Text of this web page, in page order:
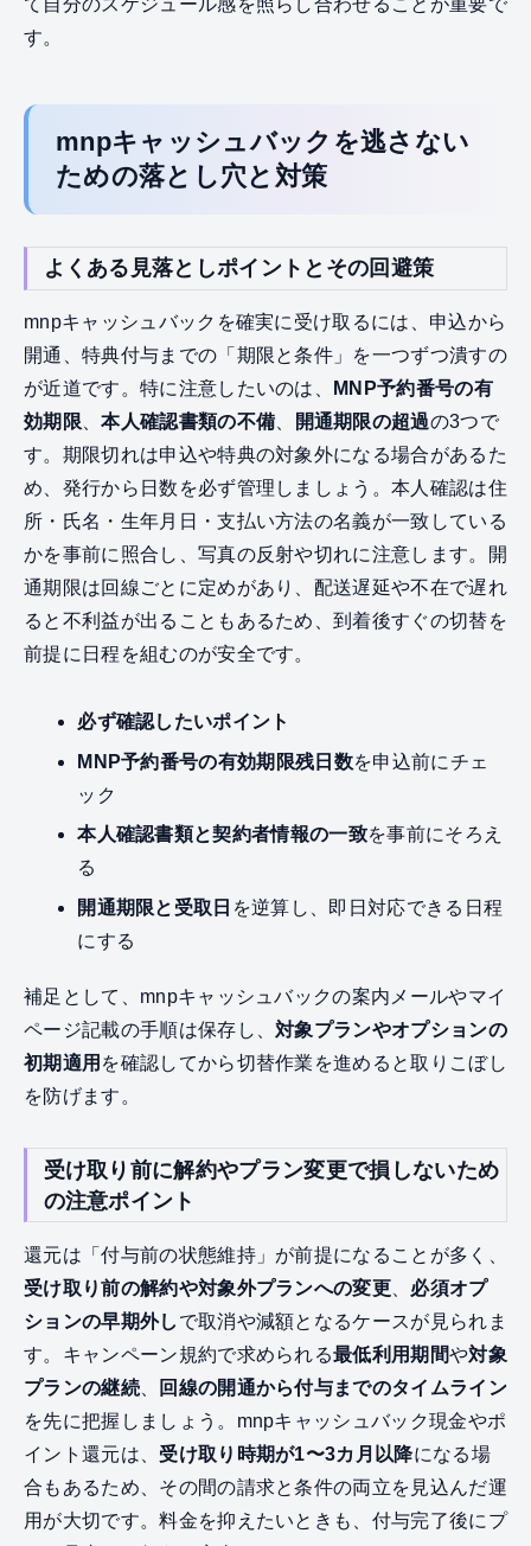
て自分のスケジュール感を照らし合わせることが重要で
す。
mnpキャッシュバックを逃さない
ための落とし穴と対策
よくある見落としポイントとその回避策
mnpキャッシュバックを確実に受け取るには、申込から
開通、特典付与までの「期限と条件」を一つずつ潰すの
が近道です。特に注意したいのは、
MNP予約番号の有
効期限、本人確認書類の不備、 開通期限の超過の3つで
す。期限切れは申込や特典の対象外になる場合があるた
め、発行から日数を必ず管理しましょう。本人確認は住
所・氏名・生年月日・支払い方法の名義が一致している
かを事前に照合し、写真の反射や切れに注意します。開
通期限は回線ごとに定めがあり、配送遅延や不在で遅れ
ると不利益が出ることもあるため、到着後すぐの切替を
前提に日程を組むのが安全です。
必ず確認したいポイント
MNP予約番号の有効期限残日数を申込前にチェ
ック
本人確認書類と契約者情報の一致を事前にそろえ
る
開通期限と受取日 を逆算し、即日対応できる日程
にする
補足として、mnpキャッシュバックの案内メールやマイ
ページ記載の手順は保存し、対象プランやオプションの
初期適用 を確認してから切替作業を進めると取りこぼし
を防げます。
受け取り前に解約やプラン変更で損しないため
の注意ポイント
還元は「付与前の状態維持」が前提になることが多く、
受け取り前の解約や対象外プランへの変更
必須オプ
ションの早期外し で取消や減額となるケースが見られま
す。キャンペーン規約で求められる最低利用期間や対象
プランの継続、
回線の開通から付与までのタイムライン
を先に把握しましょう。mnpキャッシュバック現金やポ
イント還元は、 受け取り時期が1〜3カ月以降になる場
合もあるため、その間の請求と条件の両立を見込んだ運
用が大切です。料金を抑えたいときも、付与完了後にプ